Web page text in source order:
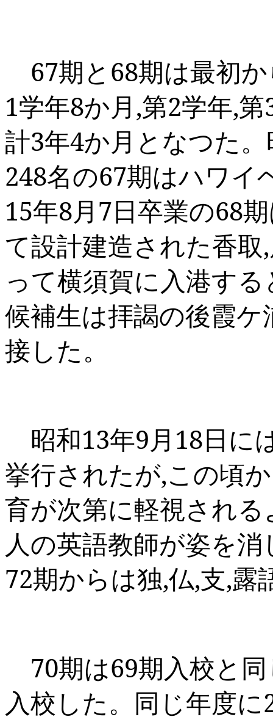
67期と 68期は最初
1学年8か月,第2学年,第
計3年4か月となつた
248名の67期はハワイ
15年8月7日卒業の68
て設計建造された香取,
って横須賀に入港す
候補生は拝謁の後霞
接した。
昭和13年9月18日に
挙行されたが,この頃
育が次第に軽視され
人の英語教師が姿を消
72期からは独,仏,支,露
70期は69期入校と
入校した。同じ年度に